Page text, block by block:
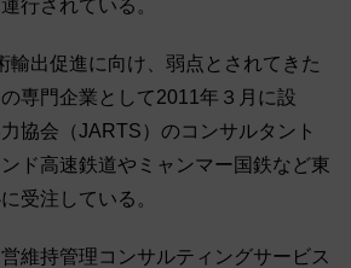
行されている。
輸出促進に向け、弱点とされてきた
専門企業として2011年３月に設
協会（JARTS）のコンサルタント
ド高速鉄道やミャンマー国鉄など東
受注している。
維持管理コンサルティングサービス